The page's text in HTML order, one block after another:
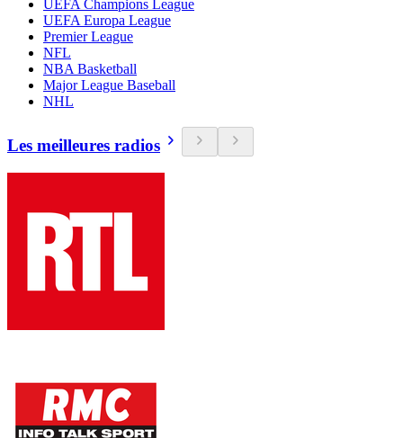
UEFA Champions League
UEFA Europa League
Premier League
NFL
NBA Basketball
Major League Baseball
NHL
Les meilleures radios